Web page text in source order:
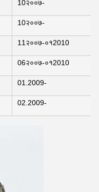
10२००७-
10२००७-
11२००७-०१2010
06२००७-०१2010
01.2009-
02.2009-